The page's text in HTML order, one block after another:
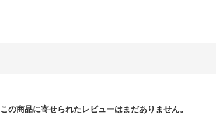
この商品に寄せられたレビューはまだありません。